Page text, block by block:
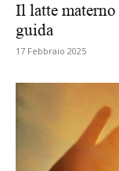
Il latte
guida
17 Febbraio 2025